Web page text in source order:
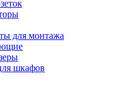
для монтажа
шкафов